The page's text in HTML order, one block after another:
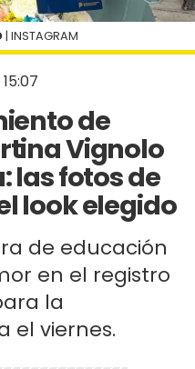
de
Vignolo
las fotos de
look elegido
de educación
en el registro
la
el viernes.
| INSTAGRAM